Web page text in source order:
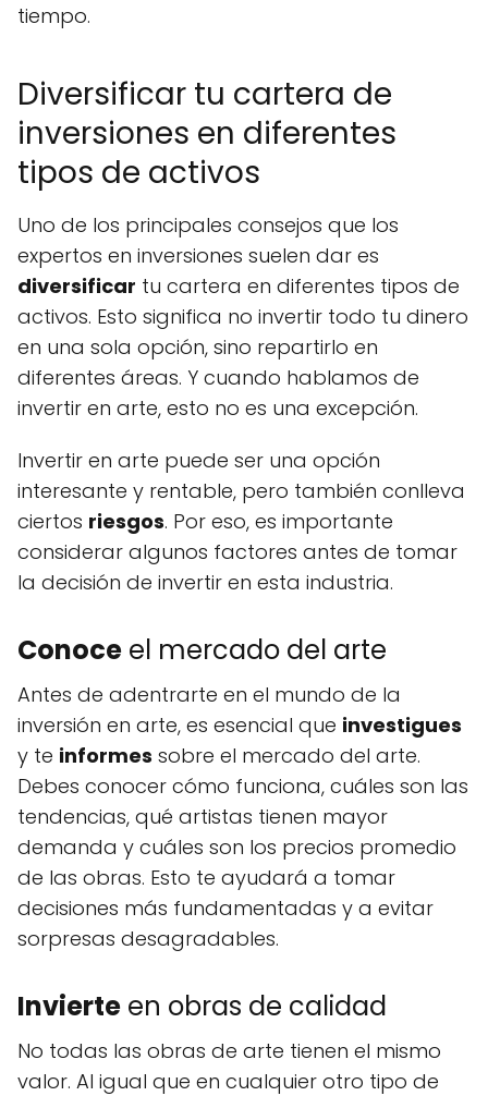
tiempo.
Diversificar tu cartera de
inversiones en diferentes
tipos de activos
Uno de los principales consejos que los
expertos en inversiones suelen dar es
diversificar tu cartera en diferentes tipos de
activos. Esto significa no invertir todo tu dinero
en una sola opción, sino repartirlo en
diferentes áreas. Y cuando hablamos de
invertir en arte, esto no es una excepción.
Invertir en arte puede ser una opción
interesante y rentable, pero también conlleva
ciertos riesgos. Por eso, es importante
considerar algunos factores antes de tomar
la decisión de invertir en esta industria.
Conoce el mercado del arte
Antes de adentrarte en el mundo de la
inversión en arte, es esencial que investigues
y te informes sobre el mercado del arte.
Debes conocer cómo funciona, cuáles son las
tendencias, qué artistas tienen mayor
demanda y cuáles son los precios promedio
de las obras. Esto te ayudará a tomar
decisiones más fundamentadas y a evitar
sorpresas desagradables.
Invierte en obras de calidad
No todas las obras de arte tienen el mismo
valor. Al igual que en cualquier otro tipo de